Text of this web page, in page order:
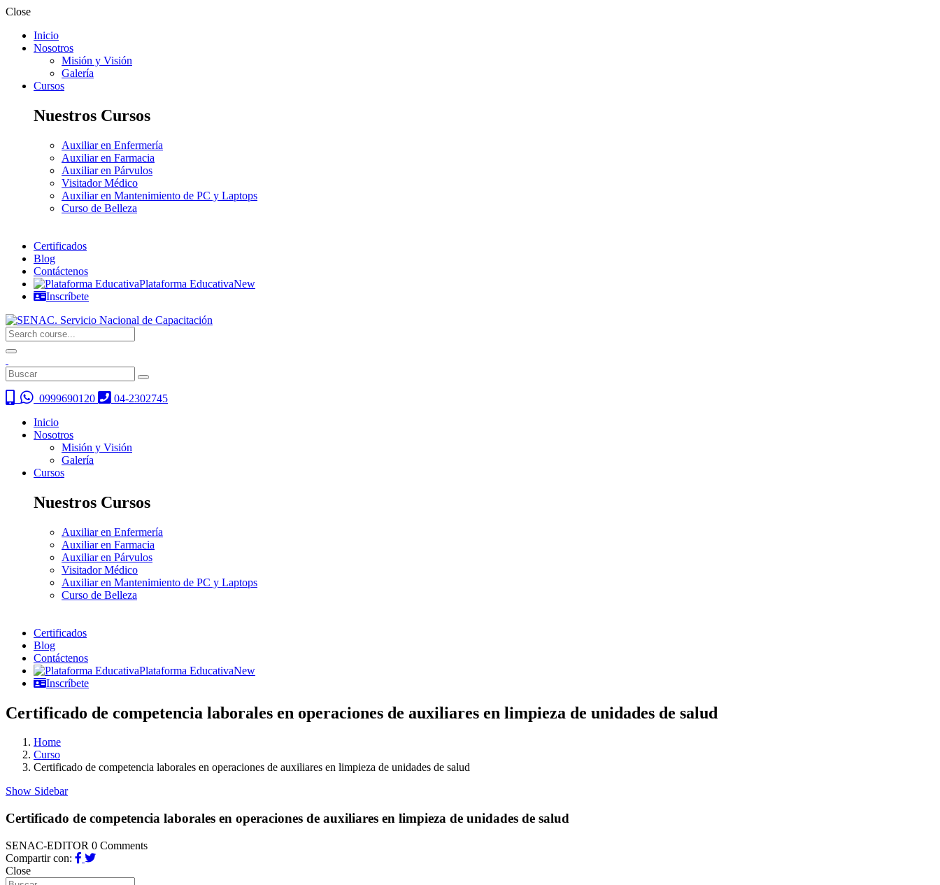
Close
Inicio
Nosotros
Misión y Visión
Galería
Cursos
Nuestros Cursos
Auxiliar en Enfermería
Auxiliar en Farmacia
Auxiliar en Párvulos
Visitador Médico
Auxiliar en Mantenimiento de PC y Laptops
Curso de Belleza
Certificados
Blog
Contáctenos
Plataforma EducativaNew
Inscríbete
0999690120
04-2302745
Inicio
Nosotros
Misión y Visión
Galería
Cursos
Nuestros Cursos
Auxiliar en Enfermería
Auxiliar en Farmacia
Auxiliar en Párvulos
Visitador Médico
Auxiliar en Mantenimiento de PC y Laptops
Curso de Belleza
Certificados
Blog
Contáctenos
Plataforma EducativaNew
Inscríbete
Certificado de competencia laborales en operaciones de auxiliares en limpieza de unidades de salud
Home
Curso
Certificado de competencia laborales en operaciones de auxiliares en limpieza de unidades de salud
Show Sidebar
Certificado de competencia laborales en operaciones de auxiliares en limpieza de unidades de salud
SENAC-EDITOR 0 Comments
Compartir con:
Close